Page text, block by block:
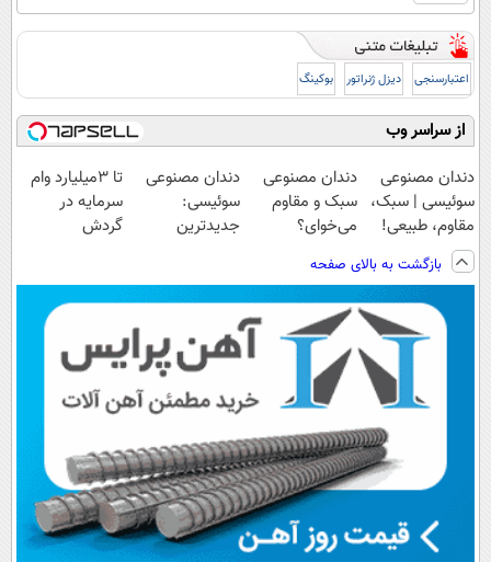
اعتبارسنجی دیزل ژنراتور بوکینگ
از سراسر وب
دندان مصنوعی
سوئیسی | سبک،
مقاوم، طبیعی!
ویزیت
رایگان+پرداخت
اقساطی😍
دندان مصنوعی
سبک و مقاوم
می‌خوای؟
هم داریم!😍 |
📍تهران
دندان مصنوعی
سوئیسی:
جدیدترین
پرداخت قسطی
تا 3میلیارد وام
سرمایه در
گردش
ثبت کن
بازگشت به بالای صفحه